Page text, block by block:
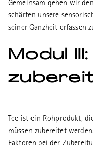
Gemeinsam gehen wir
schärfen unsere
seiner Ganzheit erfassen
Modul
Tee ist ein Rohprodukt,
müssen zubereitet
Faktoren bei der